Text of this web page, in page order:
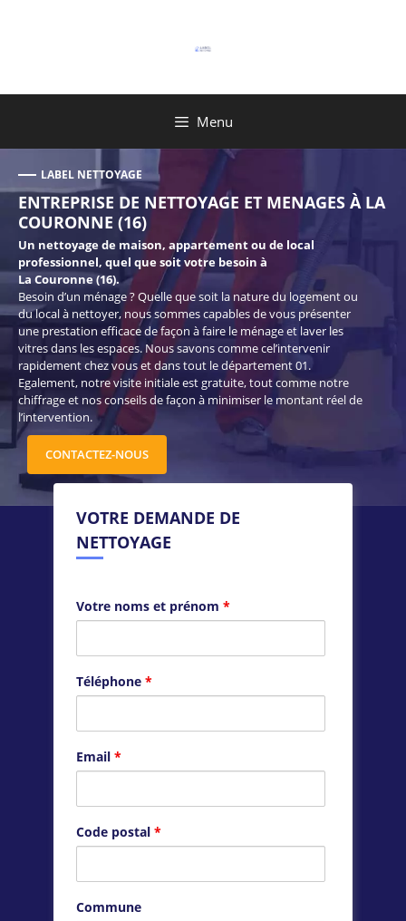
Menu
LABEL NETTOYAGE
ENTREPRISE DE NETTOYAGE ET MENAGES À LA
COURONNE (16)
Un nettoyage de maison, appartement ou de local
professionnel, quel que soit votre besoin à
La Couronne (16).
Besoin d’un ménage ? Quelle que soit la nature du logement ou
du local à nettoyer, nous sommes capables de vous présenter
une prestation efficace de façon à faire le ménage et laver les
vitres dans les espaces. Nous savons comme cel’intervenir
rapidement chez vous et dans tout le département 01.
Egalement, notre visite initiale est gratuite, tout comme notre
chiffrage et nos conseils de façon à minimiser le montant réel de
l’intervention.
CONTACTEZ-NOUS
VOTRE DEMANDE DE
NETTOYAGE
Votre noms et prénom *
Téléphone *
Email *
Code postal *
Commune